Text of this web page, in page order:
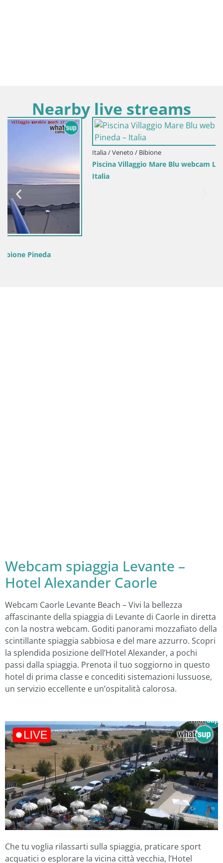
Nearby live streams
Piscina Villaggio Mare Blu webcam LIVE Bibione Pineda –
Webcam spiaggia Levante –
Hotel Alexander Caorle
Webcam Caorle Levante Beach – Vivi la bellezza
affascinante della spiaggia di Levante di Caorle in diretta
con la nostra webcam. Goditi panorami mozzafiato della
scintillante spiaggia sabbiosa e del mare azzurro. Scopri
la splendida posizione dell’Hotel Alexander, a pochi
passi dalla spiaggia. Prenota il tuo soggiorno in questo
hotel di prima classe e concediti sistemazioni lussuose,
un servizio eccellente e un’ospitalità calorosa.
Che tu voglia rilassarti sulla spiaggia, praticare sport
acquatici o esplorare la vicina città vecchia, l’Hotel